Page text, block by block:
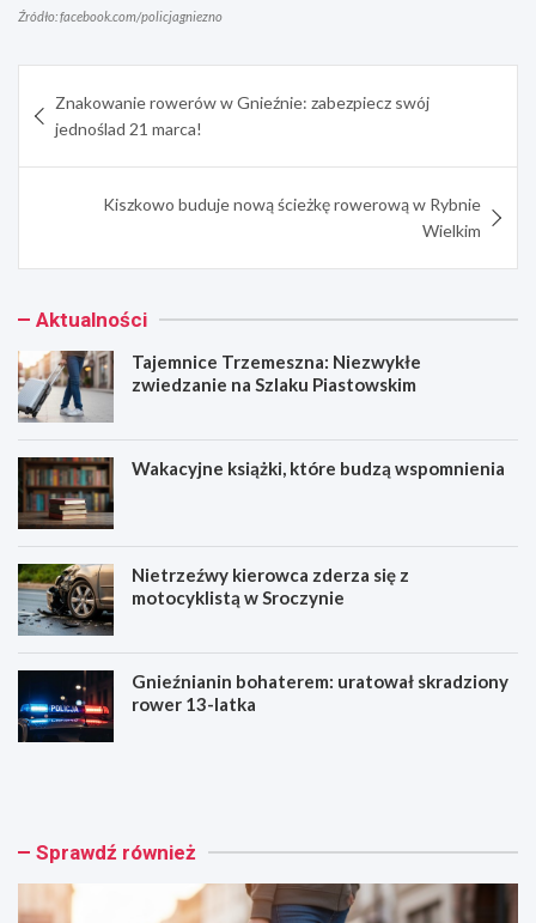
Źródło: facebook.com/policjagniezno
wpisu
Znakowanie rowerów w Gnieźnie: zabezpiecz swój
jednoślad 21 marca!
Kiszkowo buduje nową ścieżkę rowerową w Rybnie
Wielkim
Aktualności
Tajemnice Trzemeszna: Niezwykłe
zwiedzanie na Szlaku Piastowskim
Wakacyjne książki, które budzą wspomnienia
Nietrzeźwy kierowca zderza się z
motocyklistą w Sroczynie
Gnieźnianin bohaterem: uratował skradziony
rower 13-latka
T
n
W
y Sprawdź również